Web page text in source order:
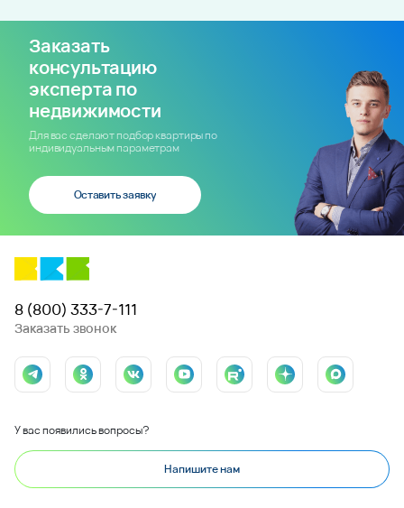
Заказать
консультацию
эксперта по
недвижимости
Для вас сделают подбор квартиры по
индивидуальным параметрам
Оставить заявку
8 (800) 333-7-111
Заказать звонок
У вас появились вопросы?
Напишите нам